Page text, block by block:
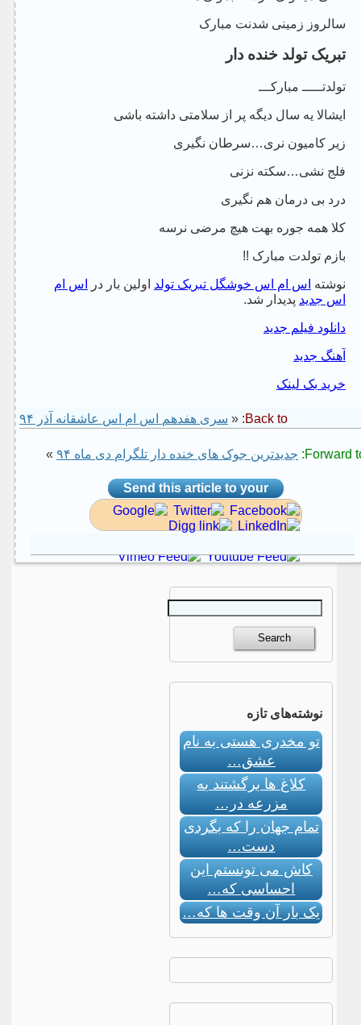
سالروز زمینی شدنت مبارک
تبریک تولد خنده دار
تولدتـــــ مبارکـــ
ایشالا یه سال دیگه پر از سلامتی داشته باشی
زیر کامیون نری…سرطان نگیری
فلج نشی…سکته نزنی
درد بی درمان هم نگیری
کلا همه جوره بهت هیچ مرضی نرسه
بازم تولدت مبارک !!
نوشته اس ام اس خوشگل تبریک تولد اولین بار در
اس ام
اس جدید پدیدار شد.
دانلود فیلم جدید
آهنگ جدید
خرید بک لینک
Back to:
« سری هفدهم اس ام اس عاشقانه آذر ۹۴
Forward جدیدترین جوک های خنده دار تلگرام دی ماه ۹۴ »
Send this article to your
social site
نوشته‌های تازه
تو مخدری هستی به نام
عشق…
کلاغ ها برگشتند به
مزرعه در…
تمام جهان را که بگردی
دست…
کاش می تونستم این
احساسی که…
یک بار آن وقت ها که…